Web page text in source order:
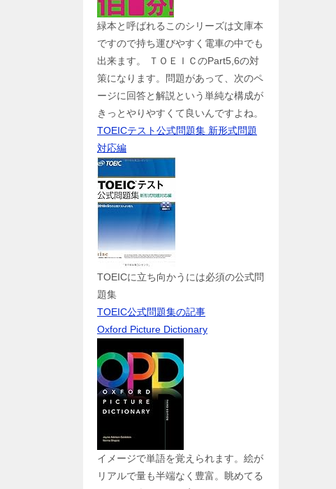
緑本と呼ばれるこのシリーズは文庫本
ですので持ち運びやすく電車の中でも
出来ます。 ＴＯＥＩＣのPart5,6の対
策になります。問題があって、次のペ
ージに回答と解説という単純な構成が
きっとやりやすくて良いんですよね。
TOEICテスト公式問題集 新形式問題
対応編
TOEICに立ち向かうには必須の公式問
題集
TOEIC公式問題集の記事
Oxford Picture Dictionary
イメージで単語を覚えられます。絵が
リアルで量も半端なく豊富。眺めてる